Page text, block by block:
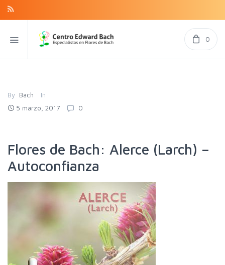
0
By Bach
In
5 marzo, 2017
0
Flores de Bach: Alerce (Larch) –
Autoconfianza